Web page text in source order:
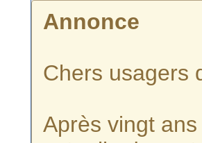
Annonce
Chers usagers
Après vingt